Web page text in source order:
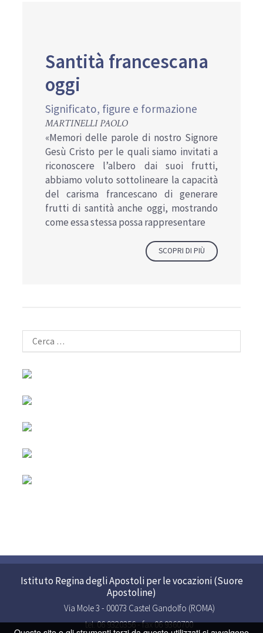
Santità francescana
oggi
Significato, figure e formazione
MARTINELLI PAOLO
«Memori delle parole di nostro Signore
Gesù Cristo per le quali siamo invitati a
riconoscere l’albero dai suoi frutti,
abbiamo voluto sottolineare la capacità
del carisma francescano di generare
frutti di santità anche oggi, mostrando
come essa stessa possa rappresentare
SCOPRI DI PIÙ
per:
Istituto Regina degli Apostoli per le vocazioni (Suore
Apostoline)
Via Mole 3 - 00073 Castel Gandolfo (ROMA)
tel. 06 9320356 - fax 06 9360700